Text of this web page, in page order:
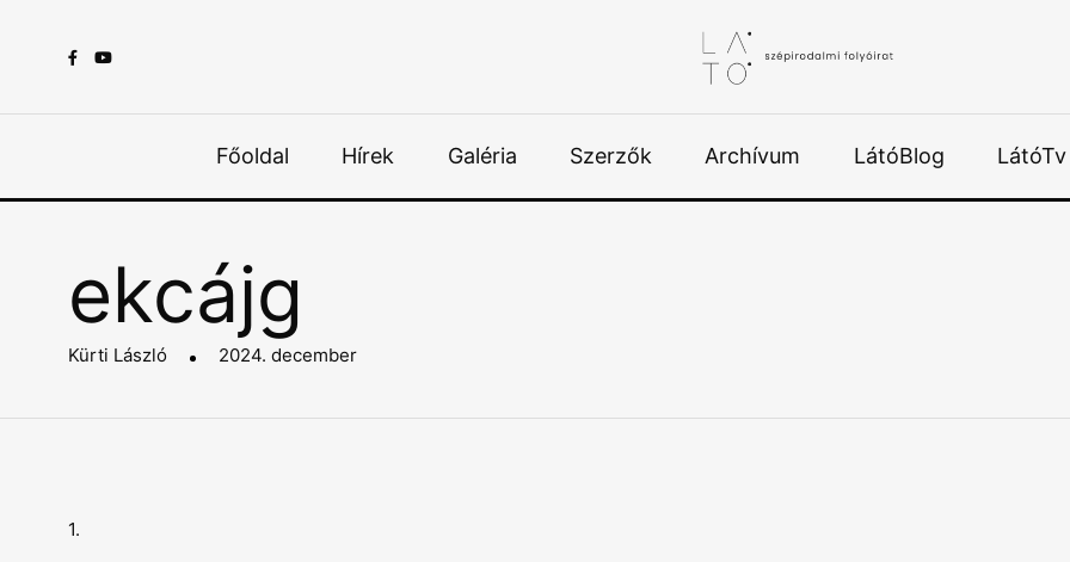
Főoldal Hírek Galéria Szerzők Archívum LátóBlog LátóTv
ekcájg
Kürti László 2024. december
1.